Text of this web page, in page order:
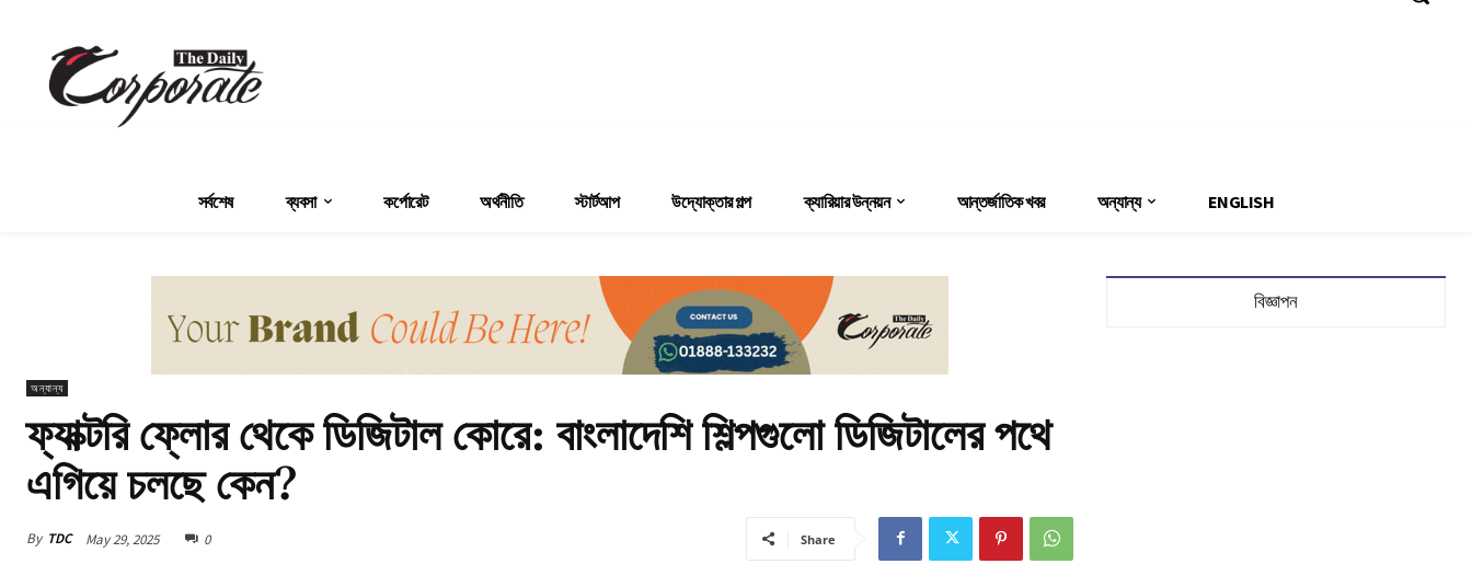
সর্বশেষ ব্যবসা কর্পোরেট অর্থনীতি স্টার্টআপ উদ্যোক্তার গল্প ক্যারিয়ার উন্নয়ন আন্তর্জাতিক খবর অন্যান্য ENGLISH
অন্যান্য
ফ্যাক্টরি ফ্লোর থেকে ডিজিটাল কোরে: বাংলাদেশি শিল্পগুলো ডিজিটালের পথে
এগিয়ে চলছে কেন?
By TDC May 29, 2025 0 Share
বিজ্ঞাপন